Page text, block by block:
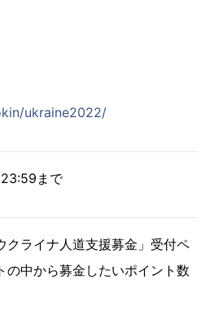
ukraine2022/
まで
クライナ人道支援募金」受付ペ
の中から募金したいポイント数